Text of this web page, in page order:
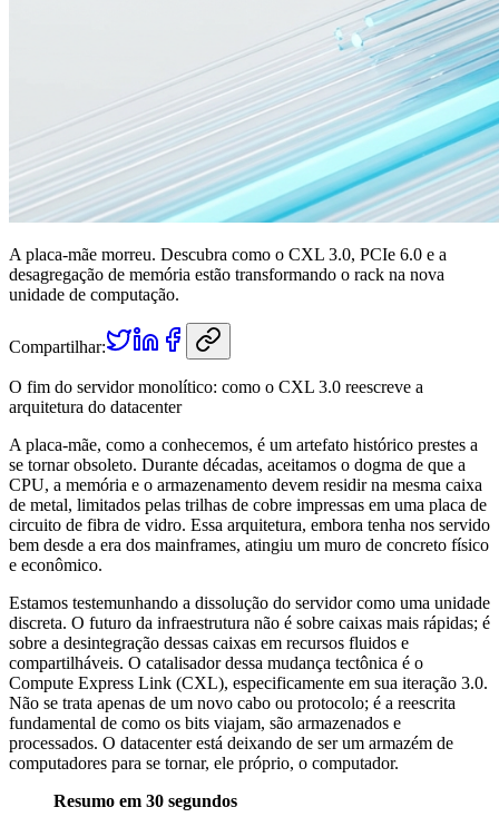
A placa-mãe morreu. Descubra como o CXL 3.0, PCIe 6.0 e a
desagregação de memória estão transformando o rack na nova
unidade de computação.
Compartilhar:
O fim do servidor monolítico: como o CXL 3.0 reescreve a
arquitetura do datacenter
A placa-mãe, como a conhecemos, é um artefato histórico prestes a
se tornar obsoleto. Durante décadas, aceitamos o dogma de que a
CPU, a memória e o armazenamento devem residir na mesma caixa
de metal, limitados pelas trilhas de cobre impressas em uma placa de
circuito de fibra de vidro. Essa arquitetura, embora tenha nos servido
bem desde a era dos mainframes, atingiu um muro de concreto físico
e econômico.
Estamos testemunhando a dissolução do servidor como uma unidade
discreta. O futuro da infraestrutura não é sobre caixas mais rápidas; é
sobre a desintegração dessas caixas em recursos fluidos e
compartilháveis. O catalisador dessa mudança tectônica é o
Compute Express Link (CXL), especificamente em sua iteração 3.0.
Não se trata apenas de um novo cabo ou protocolo; é a reescrita
fundamental de como os bits viajam, são armazenados e
processados. O datacenter está deixando de ser um armazém de
computadores para se tornar, ele próprio, o computador.
Resumo em 30 segundos